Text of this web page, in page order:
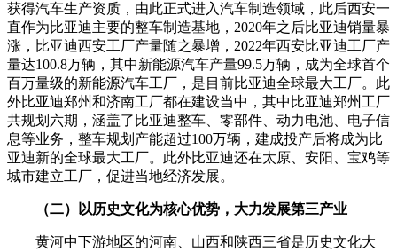
获得汽车生产资质，由此正式进入汽车制造领域，此后西安一
直作为比亚迪主要的整车制造基地，2020年之后比亚迪销量暴
涨，比亚迪西安工厂产量随之暴增，2022年西安比亚迪工厂产
量达100.8万辆，其中新能源汽车产量99.5万辆，成为全球首个
百万量级的新能源汽车工厂，是目前比亚迪全球最大工厂。此
外比亚迪郑州和济南工厂都在建设当中，其中比亚迪郑州工厂
共规划六期，涵盖了比亚迪整车、零部件、动力电池、电子信
息等业务，整车规划产能超过100万辆，建成投产后将成为比
亚迪新的全球最大工厂。此外比亚迪还在太原、安阳、宝鸡等
城市建立工厂，促进当地经济发展。
（二）以历史文化为核心优势，大力发展第三产业
黄河中下游地区的河南、山西和陕西三省是历史文化大